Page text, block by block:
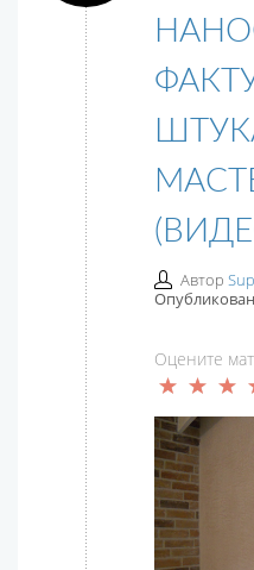
Автор
Оцените